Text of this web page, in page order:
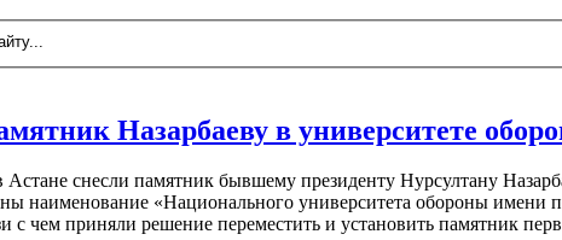
Назарбаеву в университете
снесли памятник бывшему президенту Нурсултану
наименование «Национального университета обороны имени
с чем приняли решение переместить и установить памятник